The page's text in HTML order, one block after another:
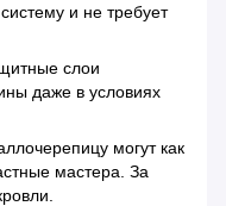
и не требует
слои
даже в условиях
могут как
мастера. За